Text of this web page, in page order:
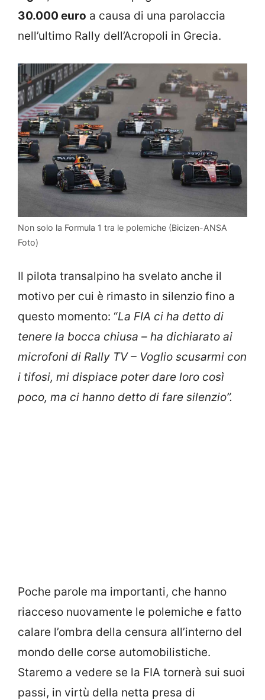
30.000 euro a causa di una parolaccia
nell’ultimo Rally dell’Acropoli in Grecia.
Non solo la Formula 1 tra le polemiche (Bicizen-ANSA
Foto)
Il pilota transalpino ha svelato anche il
motivo per cui è rimasto in silenzio fino a
questo momento: “La FIA ci ha detto di
tenere la bocca chiusa – ha dichiarato ai
microfoni di Rally TV – Voglio scusarmi con
i tifosi, mi dispiace poter dare loro così
poco, ma ci hanno detto di fare silenzio”.
Poche parole ma importanti, che hanno
riacceso nuovamente le polemiche e fatto
calare l’ombra della censura all’interno del
mondo delle corse automobilistiche.
Staremo a vedere se la FIA tornerà sui suoi
passi, in virtù della netta presa di